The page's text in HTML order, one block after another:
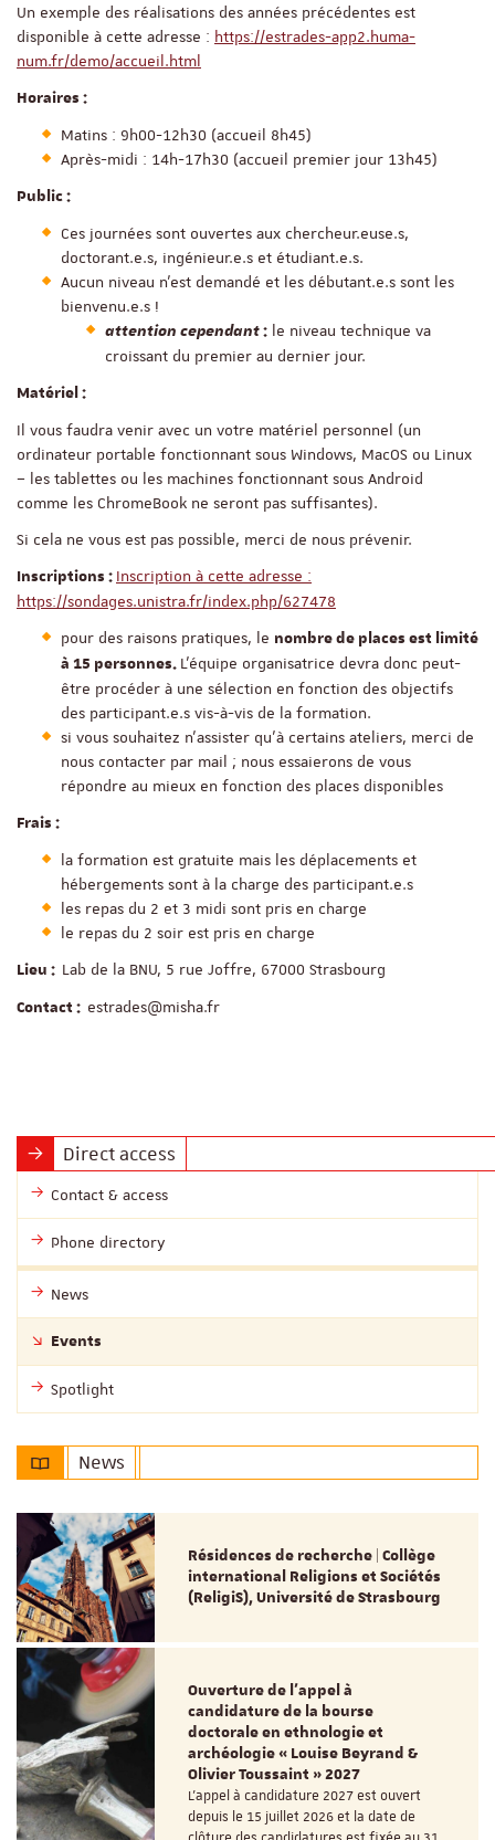
Un exemple des réalisations des années précédentes est
disponible à cette adresse : https://estrades-app2.huma-
num.fr/demo/accueil.html
Horaires :
Matins : 9h00-12h30 (accueil 8h45)
Après-midi : 14h-17h30 (accueil premier jour 13h45)
Public :
Ces journées sont ouvertes aux chercheur.euse.s,
doctorant.e.s, ingénieur.e.s et étudiant.e.s.
Aucun niveau n’est demandé et les débutant.e.s sont les
bienvenu.e.s !
attention cependant: le niveau technique va
croissant du premier au dernier jour.
Matériel :
Il vous faudra venir avec un votre matériel personnel (un
ordinateur portable fonctionnant sous Windows, MacOS ou Linux
– les tablettes ou les machines fonctionnant sous Android
comme les ChromeBook ne seront pas suffisantes).
Si cela ne vous est pas possible, merci de nous prévenir.
Inscriptions : Inscription à cette adresse :
https://sondages.unistra.fr/index.php/627478
pour des raisons pratiques, le nombre de places est limité
à 15 personnes. L’équipe organisatrice devra donc peut-
être procéder à une sélection en fonction des objectifs
des participant.e.s vis-à-vis de la formation.
si vous souhaitez n’assister qu’à certains ateliers, merci de
nous contacter par mail ; nous essaierons de vous
répondre au mieux en fonction des places disponibles
Frais :
la formation est gratuite mais les déplacements et
hébergements sont à la charge des participant.e.s
les repas du 2 et 3 midi sont pris en charge
le repas du 2 soir est pris en charge
Lieu : Lab de la BNU, 5 rue Joffre, 67000 Strasbourg
Contact : estrades@misha.fr
Direct access
Contact & access
Phone directory
News
Events
Spotlight
News
Résidences de recherche | Collège
international Religions et Sociétés
(ReligiS), Université de Strasbourg
Ouverture de l'appel à
candidature de la bourse
doctorale en ethnologie et
archéologie « Louise Beyrand &
Olivier Toussaint » 2027
L’appel à candidature 2027 est ouvert
depuis le 15 juillet 2026 et la date de